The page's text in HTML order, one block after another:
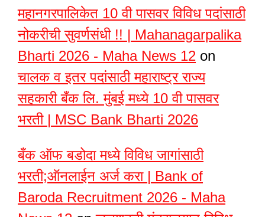
महानगरपालिकेत 10 वी पासवर विविध पदांसाठी
नोकरीची सुवर्णसंधी !! | Mahanagarpalika
Bharti 2026 - Maha News 12 on
चालक व इतर पदांसाठी महाराष्ट्र राज्य
सहकारी बँक लि. मुंबई मध्ये 10 वी पासवर
भरती | MSC Bank Bharti 2026
बँक ऑफ बडोदा मध्ये विविध जागांसाठी
भरती;ऑनलाईन अर्ज करा | Bank of
Baroda Recruitment 2026 - Maha